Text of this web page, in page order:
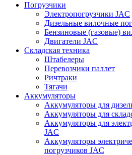
Погрузчики
Электропогрузчики JAC
Дизельные вилочные
Бензиновые (газовые)
Двигатели JAC
Складская техника
Штабелеры
Перевозчики паллет
Ричтраки
Тягачи
Аккумуляторы
Аккумуляторы для
Аккумуляторы для
Аккумуляторы для
JAC
Аккумуляторы
погрузчиков JAC